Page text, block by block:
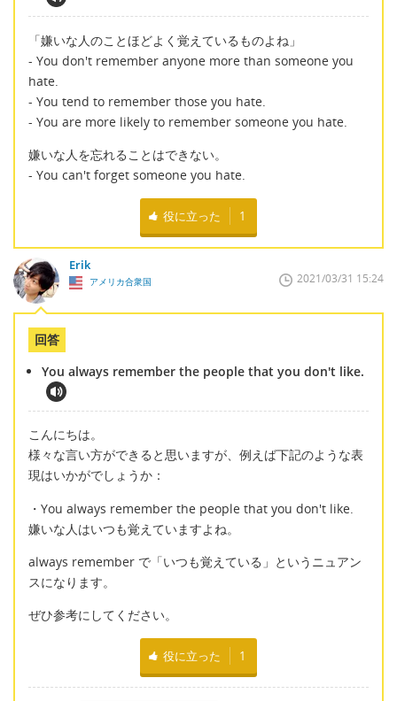
「嫌いな人のことほどよく覚えているものよね」
- You don't remember anyone more than someone you
hate.
- You tend to remember those you hate.
- You are more likely to remember someone you hate.
嫌いな人を忘れることはできない。
- You can't forget someone you hate.
役に立った 1
Erik
アメリカ合衆国 2021/03/31 15:24
回答
You always remember the people that you don't like.
こんにちは。
様々な言い方ができると思いますが、例えば下記のような表
現はいかがでしょうか：
・You always remember the people that you don't like.
嫌いな人はいつも覚えていますよね。
always remember で「いつも覚えている」というニュアン
スになります。
ぜひ参考にしてください。
役に立った 1